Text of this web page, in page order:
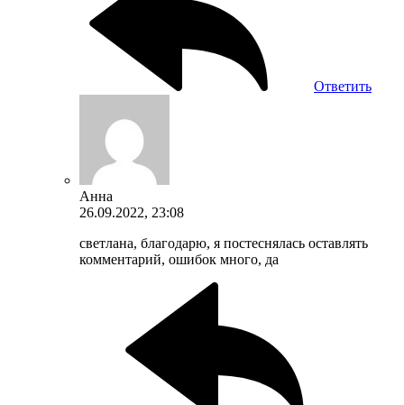
Ответить
Анна
26.09.2022, 23:08
светлана, благодарю, я постеснялась оставлять
комментарий, ошибок много, да